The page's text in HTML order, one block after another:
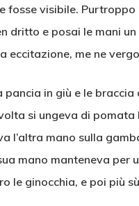
fosse visibile. Purtroppo
dritto e posai le mani un
eccitazione, me ne
in giù e le braccia
si ungeva di pomata
l’altra mano sulla
mano manteneva per
le ginocchia, e poi più